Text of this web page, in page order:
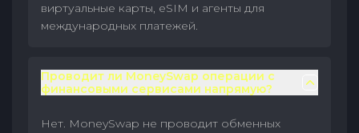
виртуальные карты, eSIM и агенты для
международных платежей.
Проводит ли MoneySwap операции с
финансовыми сервисами напрямую?
Нет. MoneySwap не проводит обменных